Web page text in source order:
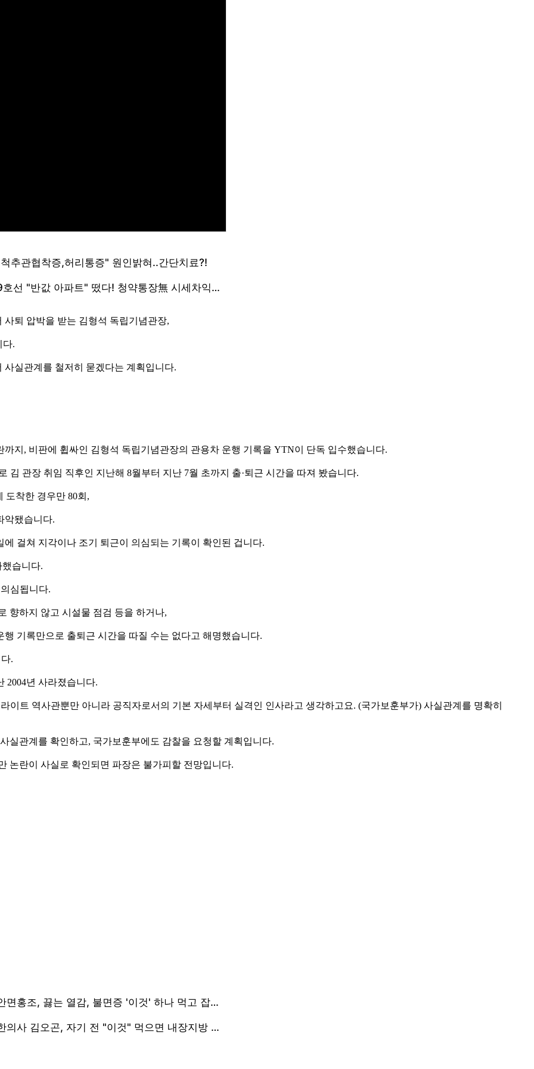
퇴 압박을 받는 김형석 독립기념관장,
다.
실관계를 철저히 묻겠다는 계획입니다.
지, 비판에 휩싸인 김형석 독립기념관장의 관용차 운행 기록을 YTN이 단독 입수했습니다.
김 관장 취임 직후인 지난해 8월부터 지난 7월 초까지 출·퇴근 시간을 따져 봤습니다.
도착한 경우만 80회,
악됐습니다.
걸쳐 지각이나 조기 퇴근이 의심되는 기록이 확인된 겁니다.
습니다.
심됩니다.
향하지 않고 시설물 점검 등을 하거나,
기록만으로 출퇴근 시간을 따질 수는 없다고 해명했습니다.
.
2004년 사라졌습니다.
이트 역사관뿐만 아니라 공직자로서의 기본 자세부터 실격인 인사라고 생각하고요. (국가보훈부가) 사실관계를 명확히
실관계를 확인하고, 국가보훈부에도 감찰을 요청할 계획입니다.
논란이 사실로 확인되면 파장은 불가피할 전망입니다.